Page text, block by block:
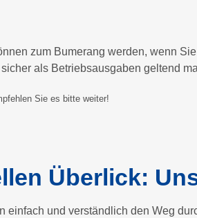
zum Bumerang werden, wenn
als Betriebsausgaben geltend
Sie es bitte weiter!
Überlick:
einfach und verständlich den Weg